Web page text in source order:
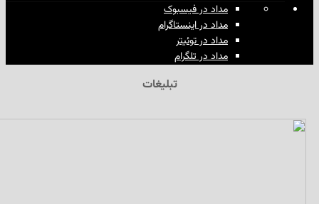
مداد در فیسبوک
مداد در اینستاگرام
مداد در توئیتر
مداد در تلگرام